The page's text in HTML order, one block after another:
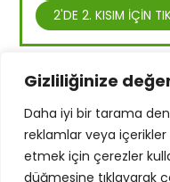
Gizliliğinize
Daha iyi bir tarama
reklamlar veya
etmek için çerezler
düğmesine tıklayarak
2'DE 2. KISIM İÇİN
Telif Hakkı © 2026
Refugee Action –
kayıtlıdır,